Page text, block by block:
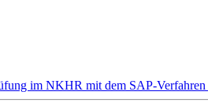
im NKHR mit dem SAP-